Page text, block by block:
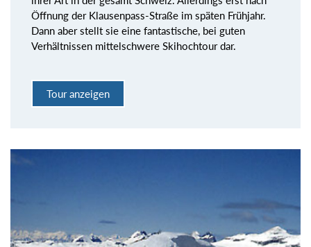
Öffnung der Klausenpass-Straße im späten Frühjahr.
Dann aber stellt sie eine fantastische, bei guten
Verhältnissen mittelschwere Skihochtour dar.
Tour anzeigen